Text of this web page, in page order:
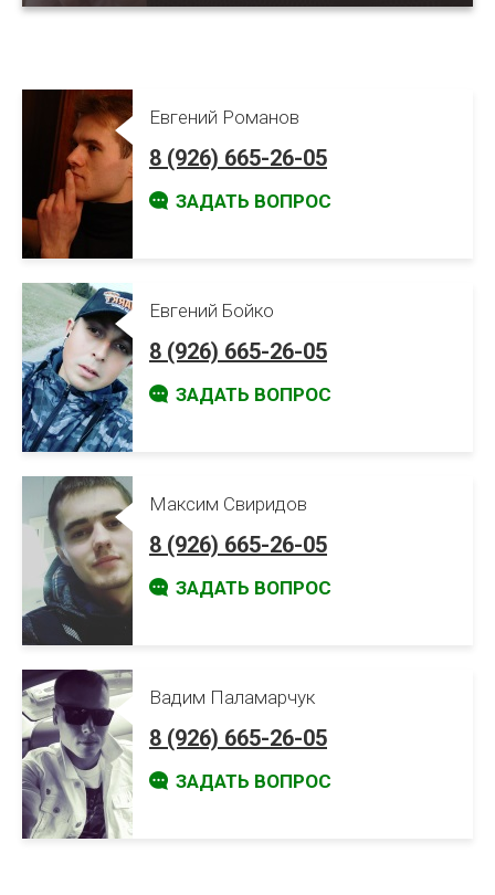
Евгений Романов
8 (926) 665-26-05
ЗАДАТЬ ВОПРОС
Евгений Бойко
8 (926) 665-26-05
ЗАДАТЬ ВОПРОС
Максим Свиридов
8 (926) 665-26-05
ЗАДАТЬ ВОПРОС
Вадим Паламарчук
8 (926) 665-26-05
ЗАДАТЬ ВОПРОС